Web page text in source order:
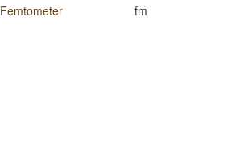
Femtometer
fm